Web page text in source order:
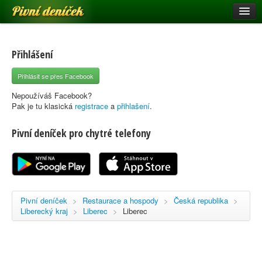
Pivní deníček
Pivní mapa
Pivní značky
Nápověda
Registrace
Přihlášení
Přihlásit se přes Facebook
Nepoužíváš Facebook?
Pak je tu klasická registrace a přihlašení.
Pivní deníček pro chytré telefony
Pivní deníček > Restaurace a hospody > Česká republika >
Liberecký kraj > Liberec > Liberec